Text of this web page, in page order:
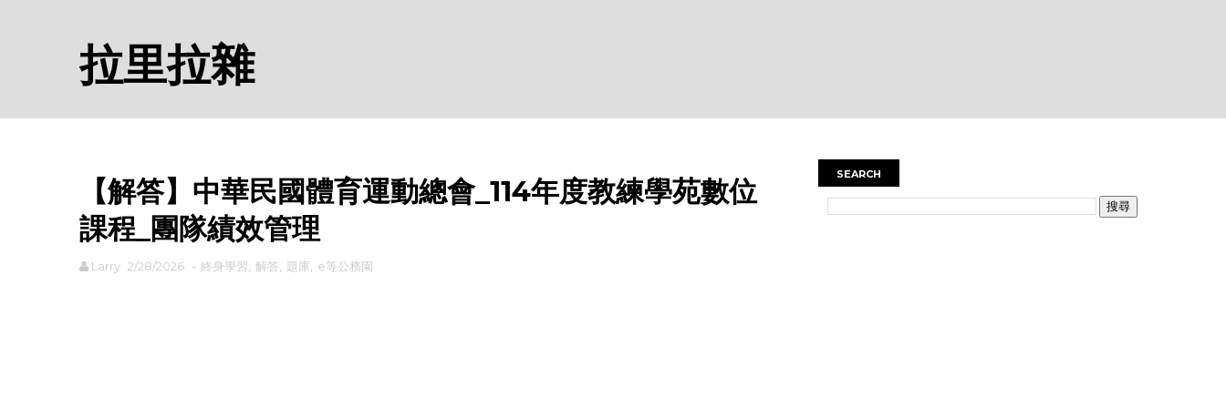
拉里拉雜
【解答】中華民國體育運動總會_114年度教練學苑數位
課程_團隊績效管理
Larry 2/28/2026 - 終身學習 解答 題庫 e等公務園
SEARCH